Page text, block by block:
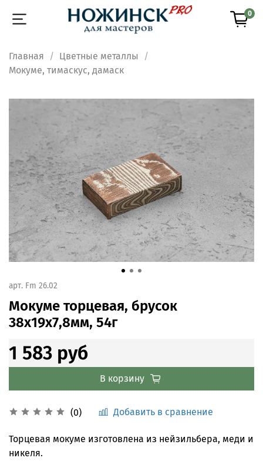
0
Главная
Цветные металлы
Мокуме, тимаскус, дамаск
арт. Fm 26.02
Мокуме торцевая, брусок
38x19x7,8мм, 54г
(0) Добавить в сравнение
1 583 руб
В корзину
Торцевая мокуме изготовлена из нейзильбера, меди и
никеля.